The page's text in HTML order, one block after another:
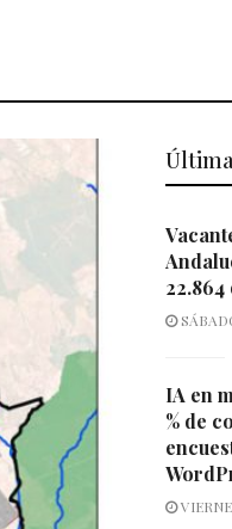
IA en
% de